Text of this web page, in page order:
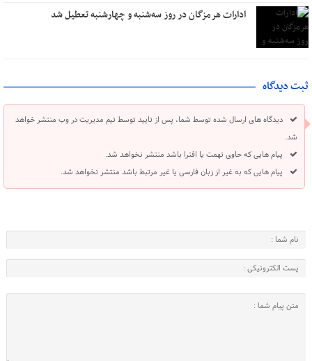
ادارات هرمزگان در روز سه‌شنبه و چهارشنبه تعطیل شد
ثبت دیدگاه
دیدگاه های ارسال شده توسط شما، پس از تایید توسط تیم مدیریت در وب منتشر خواهد
شد.
پیام هایی که حاوی تهمت یا افترا باشد منتشر نخواهد شد.
پیام هایی که به غیر از زبان فارسی یا غیر مرتبط باشد منتشر نخواهد شد.